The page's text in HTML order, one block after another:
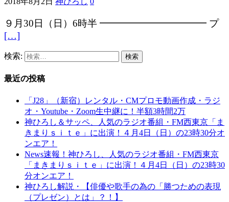
９月30日（日）6時半 ━━━━━━━━━━━ プ
[…]
検索:
最近の投稿
「J28」（新宿）レンタル・CMプロモ動画作成・ラジ
オ・Youtube・Zoom生中継に！半額3時間2万
神ひろし＆サッペ、人気のラジオ番組・FM西東京「ま
きまりｓｉｔｅ」に出演！４月4日（日）の23時30分オ
ンエア！
News速報！神ひろし、人気のラジオ番組・FM西東京
「まきまりｓｉｔｅ」に出演！４月4日（日）の23時30
分オンエア！
神ひろし解説・【俳優や歌手の為の「勝つための表現
（プレゼン）とは」？！】